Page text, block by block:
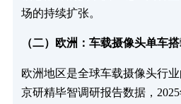
场的持续扩张。
（二）欧洲：车载摄像头单车
欧洲地区是全球车载摄像头行
京研精毕智调研报告数据，